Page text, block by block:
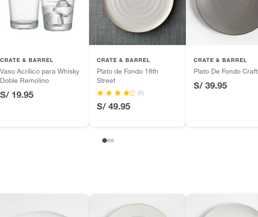
para todos los días, la colección Daniel Humm
productos para asfalto.
tecnología, línea blanca, colchones, muebles,
suplementos alimenticios, vitaminas.
CRATE & BARREL
Vaso Acrílico para Whisky
Doble Remolino
S/ 19.95
CRATE & BARREL
Plato de Fondo 18th
Street
(6)
S/ 49.95
CRATE & BARREL
Plato De Fondo Craft
S/ 39.95